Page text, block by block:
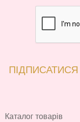
ПІДПИСАТИСЯ
Каталог товарів